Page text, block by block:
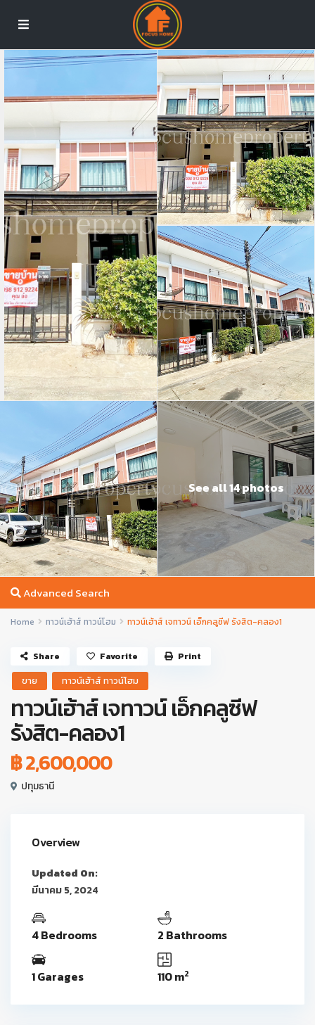
See all 14 photos
Advanced Search
Home ทาวน์เฮ้าส์ ทาวน์โฮม ทาวน์เฮ้าส์ เจทาวน์ เอ็กคลูซีฟ รังสิต-คลอง1
ขาย ทาวน์เฮ้าส์ ทาวน์โฮม
ทาวน์เฮ้าส์ เจทาวน์ เอ็กคลูซีฟ
รังสิต-คลอง1
฿ 2,600,000
ปทุมธานี
Share Favorite Print
Overview
Updated On:
มีนาคม 5, 2024
4 Bedrooms 2 Bathrooms
1 Garages 110 m2